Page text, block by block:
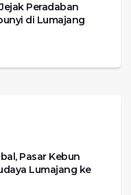
Peradaban
di Lumajang
Pasar Kebun
Lumajang ke